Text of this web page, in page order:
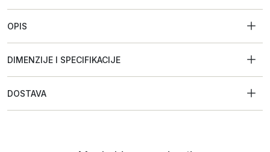
OPIS
DIMENZIJE I SPECIFIKACIJE
DOSTAVA